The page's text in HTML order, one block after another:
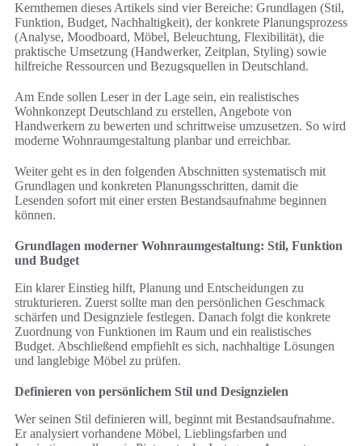
Kernthemen dieses Artikels sind vier Bereiche: Grundlagen (Stil,
Funktion, Budget, Nachhaltigkeit), der konkrete Planungsprozess
(Analyse, Moodboard, Möbel, Beleuchtung, Flexibilität), die
praktische Umsetzung (Handwerker, Zeitplan, Styling) sowie
hilfreiche Ressourcen und Bezugsquellen in Deutschland.
Am Ende sollen Leser in der Lage sein, ein realistisches
Wohnkonzept Deutschland zu erstellen, Angebote von
Handwerkern zu bewerten und schrittweise umzusetzen. So wird
moderne Wohnraumgestaltung planbar und erreichbar.
Weiter geht es in den folgenden Abschnitten systematisch mit
Grundlagen und konkreten Planungsschritten, damit die
Lesenden sofort mit einer ersten Bestandsaufnahme beginnen
können.
Grundlagen moderner Wohnraumgestaltung: Stil, Funktion
und Budget
Ein klarer Einstieg hilft, Planung und Entscheidungen zu
strukturieren. Zuerst sollte man den persönlichen Geschmack
schärfen und Designziele festlegen. Danach folgt die konkrete
Zuordnung von Funktionen im Raum und ein realistisches
Budget. Abschließend empfiehlt es sich, nachhaltige Lösungen
und langlebige Möbel zu prüfen.
Definieren von persönlichem Stil und Designzielen
Wer seinen Stil definieren will, beginnt mit Bestandsaufnahme.
Er analysiert vorhandene Möbel, Lieblingsfarben und